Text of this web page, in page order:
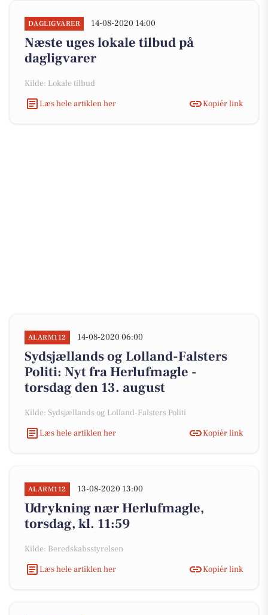
DAGLIGVARER 14-08-2020 14:00
Næste uges lokale tilbud på
dagligvarer
Kilde: Lokale tilbud
Læs hele artiklen her
Kopiér link
ALARM112 14-08-2020 06:00
Sydsjællands og Lolland-Falsters
Politi: Nyt fra Herlufmagle -
torsdag den 13. august
Kilde: Sydsjællands og Lolland-Falsters Politi
Læs hele artiklen her
Kopiér link
ALARM112 13-08-2020 13:00
Udrykning nær Herlufmagle,
torsdag, kl. 11:59
Kilde: Beredskabsstyrelsen
Læs hele artiklen her
Kopiér link